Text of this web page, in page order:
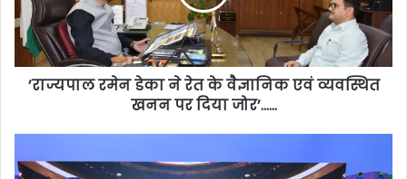
’राज्यपाल रमेन डेका ने रेत के वैज्ञानिक एवं व्यवस्थित
खनन पर दिया जोर’……